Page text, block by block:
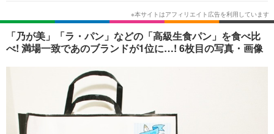
韓国・芸能
音楽 スポーツ
ショッピング
ライフTOP グルメ
ペット ショッピング
リリース一覧
プッシュ通知の停止方法
「乃が美」「ラ・パン」などの「高級生食パン」を食べ比
べ! 満場一致であのブランドが1位に…! 6枚目の写真・画像